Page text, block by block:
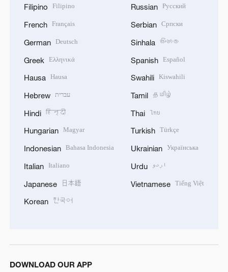
Filipino Filipino
French Français
German Deutsch
Greek Ελληνικά
Hausa Hausa
Hebrew עברית
Hindi हिन्दी
Hungarian Magyar
Indonesian Bahasa Indonesia
Italian Italiano
Japanese 日本語
Korean 한국어
Russian Русский
Serbian Српски
Sinhala සිංහල
Spanish Español
Swahili Kiswahili
Tamil தமிழ்
Thai ไทย
Turkish Türkçe
Ukrainian Українська
Urdu اردو
Vietnamese Tiếng Việt
DOWNLOAD OUR APP